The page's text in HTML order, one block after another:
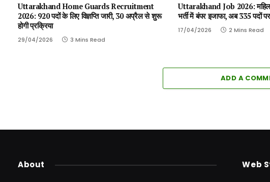
Uttarakhand Home Guards Recruitment
2026: 920 पदों के लिए विज्ञप्ति जारी, 30 अप्रैल से शुरू
होगी प्रक्रिया
29/04/2026 3 Mins Read
Uttarakhand Job 2026: महिला
भर्ती में बंपर इजाफा, अब 335 पदों
17/04/2026 2 Mins Read
ADD A
About Web